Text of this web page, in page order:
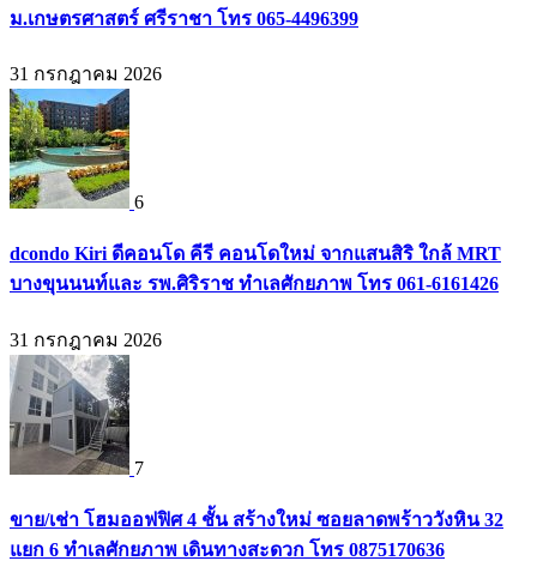
ม.เกษตรศาสตร์ ศรีราชา โทร 065-4496399
31 กรกฎาคม 2026
6
dcondo Kiri ดีคอนโด คีรี คอนโดใหม่ จากแสนสิริ ใกล้ MRT
บางขุนนนท์และ รพ.ศิริราช ทำเลศักยภาพ โทร 061-6161426
31 กรกฎาคม 2026
7
ขาย/เช่า โฮมออฟฟิศ 4 ชั้น สร้างใหม่ ซอยลาดพร้าววังหิน 32
แยก 6 ทำเลศักยภาพ เดินทางสะดวก โทร 0875170636